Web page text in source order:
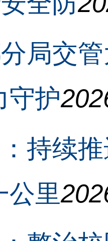
局交
守护
持续
公里